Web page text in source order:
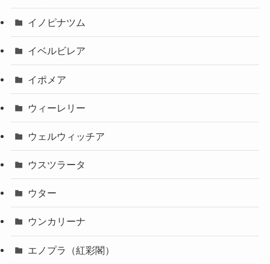
イノピナツム
イベルビレア
イポメア
ウィーレリー
ウェルウィッチア
ウスツラータ
ウター
ウンカリーナ
エノプラ（紅彩閣）